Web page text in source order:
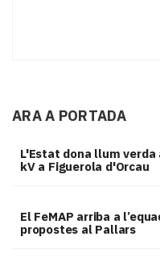
ARA A PORTADA
L'Estat dona llum
kV a Figuerola d'Orcau
El FeMAP arriba a
propostes al Pallars